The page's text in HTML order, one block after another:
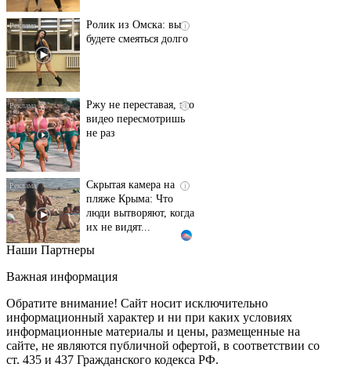
будете смеяться долго
видео пересмотришь
не раз
пляже Крыма: Что
люди вытворяют, когда
их не видят...
Ролик длится
смеяться вы будете
i
Королева вагона
отожгла! Видео не
оставит равнодушным
Наши Партнеры
Важная информация
Обратите внимание! Сайт носит исключительно
информационный характер и ни при каких условиях
информационные материалы и цены, размещенные на
сайте, не являются публичной офертой, в соответствии со
ст. 435 и 437 Гражданского кодекса РФ.